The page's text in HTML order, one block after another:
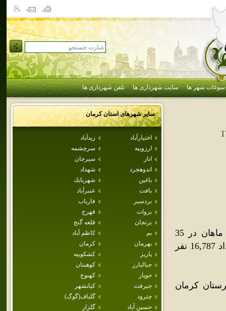
سوغات شهر ها سایت شهرداری ها تلفن شهرداری ها
سایر شهرهای استانكرمان
اختيارآباد
زيدآباد
ارزوييه
سرچشمه
انار
سيرجان
اندوهجرد
شهداد
باغين
شهربابك
بافت
عنبرآباد
بردسير
فارياب
بروات
فهرج
بزنجان
قلعه گنج
بم
كاظم آباد
بهرمان
كرمان
پاريز
كشكوييه
جبالبارز
كوهبنان
جوپار
كهنوج
جيرفت
كيانشهر
چترود
گلباف(گوگ)
حسين آباد
گلزار
ماهان شهري است در جنوب شرقي ايران در استان کرمان.شهر ماهان در 35
کيلومتري جنوب شرقي شهر کرمان واقع شده و در سال 1385، تعداد 16,787 نفر
کرمان